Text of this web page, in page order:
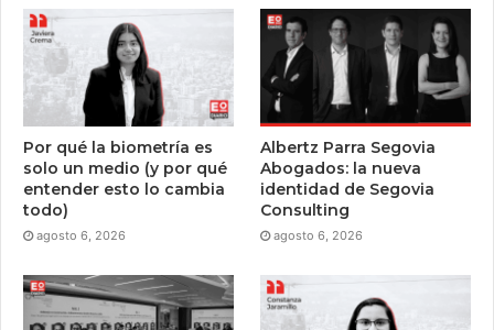
Por qué la biometría es
solo un medio (y por qué
entender esto lo cambia
todo)
agosto 6, 2026
Albertz Parra Segovia
Abogados: la nueva
identidad de Segovia
Consulting
agosto 6, 2026